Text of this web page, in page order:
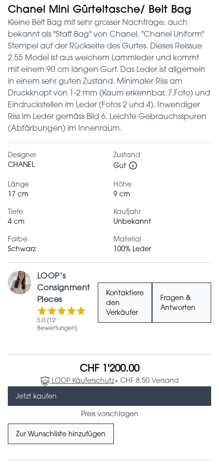
Chanel Mini Gürteltasche/ Belt Bag
Kleine Belt Bag mit sehr grosser Nachfrage, auch
bekannt als "Staff Bag" von Chanel. "Chanel Uniform"
Stempel auf der Rückseite des Gurtes. Dieses Reissue
2.55 Model ist aus weichem Lammleder und kommt
mit einem 90 cm langen Gurt. Das Leder ist allgemein
in einem sehr guten Zustand. Minimaler Riss am
Druckknopf von 1-2 mm (Kaum erkennbar, 7.Foto) und
Eindruckstellen im Leder (Fotos 2 und 4). Inwendiger
Riss im Leder gemäss Bild 6. Leichte Gebrauchsspuren
(Abfärbungen) im Innenraum.
Designer
CHANEL
Zustand
Gut
Länge
17 cm
Höhe
9 cm
Tiefe
4 cm
Kaufjahr
Unbekannt
Farbe
Schwarz
Material
100% Leder
LOOP‘s
Consignment
Pieces
5.0 (12
Bewertungen)
Kontaktiere
den
Verkäufer
Fragen &
Antworten
CHF 1'200.00
LOOP Käuferschutz+ CHF 8.50 Versand
Jetzt kaufen
Preis vorschlagen
Zur Wunschliste hinzufügen